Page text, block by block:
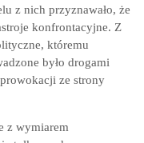
z nich przyznawało, że
konfrontacyjne. Z
któremu
było drogami
ze strony
z wymiarem